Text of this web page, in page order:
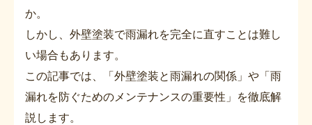
か。
しかし、外壁塗装で雨漏れを完全に直すことは難し
い場合もあります。
この記事では、「外壁塗装と雨漏れの関係」や「雨
漏れを防ぐためのメンテナンスの重要性」を徹底解
説します。